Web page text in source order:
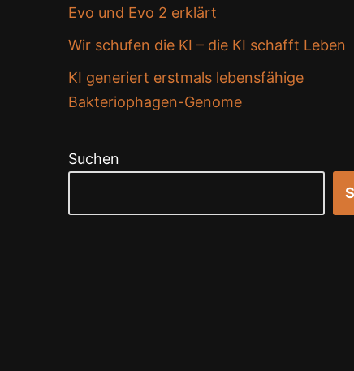
Evo und Evo 2 erklärt
Wir schufen die KI – die KI schafft Leben
KI generiert erstmals lebensfähige
Bakteriophagen-Genome
Suchen